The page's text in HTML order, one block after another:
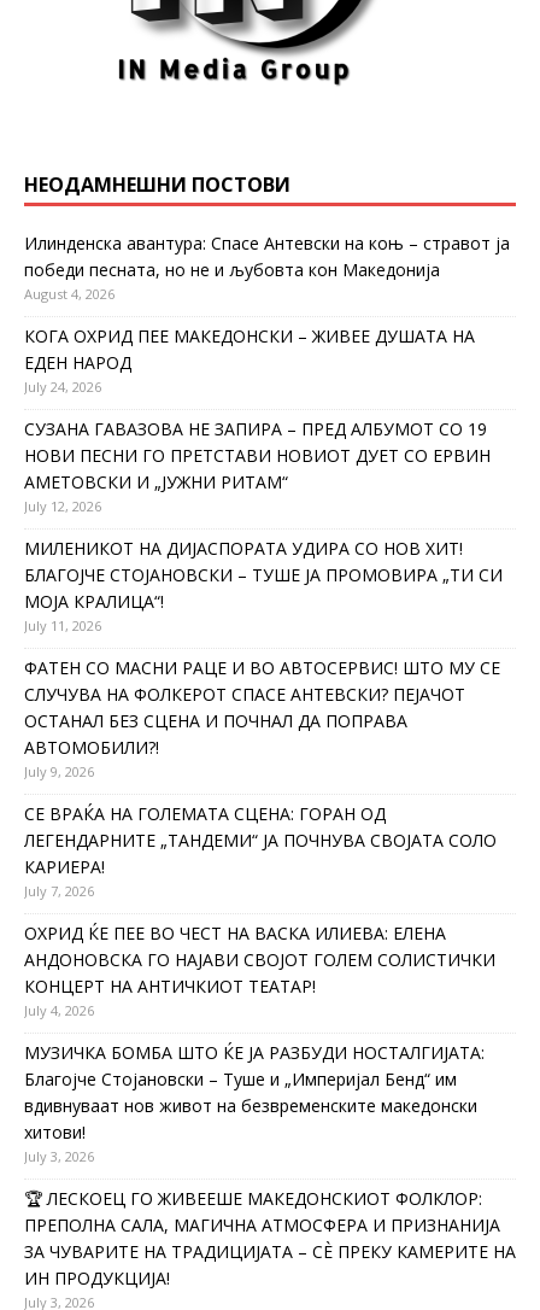
НЕОДАМНЕШНИ ПОСТОВИ
Илинденска авантура: Спасе Антевски на коњ – стравот ја
победи песната, но не и љубовта кон Македонија
August 4, 2026
КОГА ОХРИД ПЕЕ МАКЕДОНСКИ – ЖИВЕЕ ДУШАТА НА
ЕДЕН НАРОД
July 24, 2026
СУЗАНА ГАВАЗОВА НЕ ЗАПИРА – ПРЕД АЛБУМОТ СО 19
НОВИ ПЕСНИ ГО ПРЕТСТАВИ НОВИОТ ДУЕТ СО ЕРВИН
АМЕТОВСКИ И „ЈУЖНИ РИТАМ“
July 12, 2026
МИЛЕНИКОТ НА ДИЈАСПОРАТА УДИРА СО НОВ ХИТ!
БЛАГОЈЧЕ СТОЈАНОВСКИ – ТУШЕ ЈА ПРОМОВИРА „ТИ СИ
МОЈА КРАЛИЦА“!
July 11, 2026
ФАТЕН СО МАСНИ РАЦЕ И ВО АВТОСЕРВИС! ШТО МУ СЕ
СЛУЧУВА НА ФОЛКЕРОТ СПАСЕ АНТЕВСКИ? ПЕЈАЧОТ
ОСТАНАЛ БЕЗ СЦЕНА И ПОЧНАЛ ДА ПОПРАВА
АВТОМОБИЛИ?!
July 9, 2026
СЕ ВРАЌА НА ГОЛЕМАТА СЦЕНА: ГОРАН ОД
ЛЕГЕНДАРНИТЕ „ТАНДЕМИ“ ЈА ПОЧНУВА СВОЈАТА СОЛО
КАРИЕРА!
July 7, 2026
ОХРИД ЌЕ ПЕЕ ВО ЧЕСТ НА ВАСКА ИЛИЕВА: ЕЛЕНА
АНДОНОВСКА ГО НАЈАВИ СВОЈОТ ГОЛЕМ СОЛИСТИЧКИ
КОНЦЕРТ НА АНТИЧКИОТ ТЕАТАР!
July 4, 2026
МУЗИЧКА БОМБА ШТО ЌЕ ЈА РАЗБУДИ НОСТАЛГИЈАТА:
Благојче Стојановски – Туше и „Империјал Бенд“ им
вдивнуваат нов живот на безвременските македонски
хитови!
July 3, 2026
🏆 ЛЕСКОЕЦ ГО ЖИВЕЕШЕ МАКЕДОНСКИОТ ФОЛКЛОР:
ПРЕПОЛНА САЛА, МАГИЧНА АТМОСФЕРА И ПРИЗНАНИЈА
ЗА ЧУВАРИТЕ НА ТРАДИЦИЈАТА – СÈ ПРЕКУ КАМЕРИТЕ НА
ИН ПРОДУКЦИЈА!
July 3, 2026